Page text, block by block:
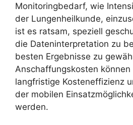
Monitoringbedarf, wie
der Lungenheilkunde,
ist es ratsam, speziell
die Dateninterpretation zu
besten Ergebnisse zu
Anschaffungskosten
langfristige Kosteneffizienz
der mobilen
werden.